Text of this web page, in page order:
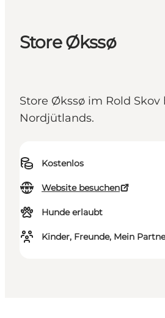
Store Økssø
Store Økssø im Rold
Nordjütlands.
Kostenlos
Website besuchen
Hunde erlaubt
Kinder, Freunde, Mein